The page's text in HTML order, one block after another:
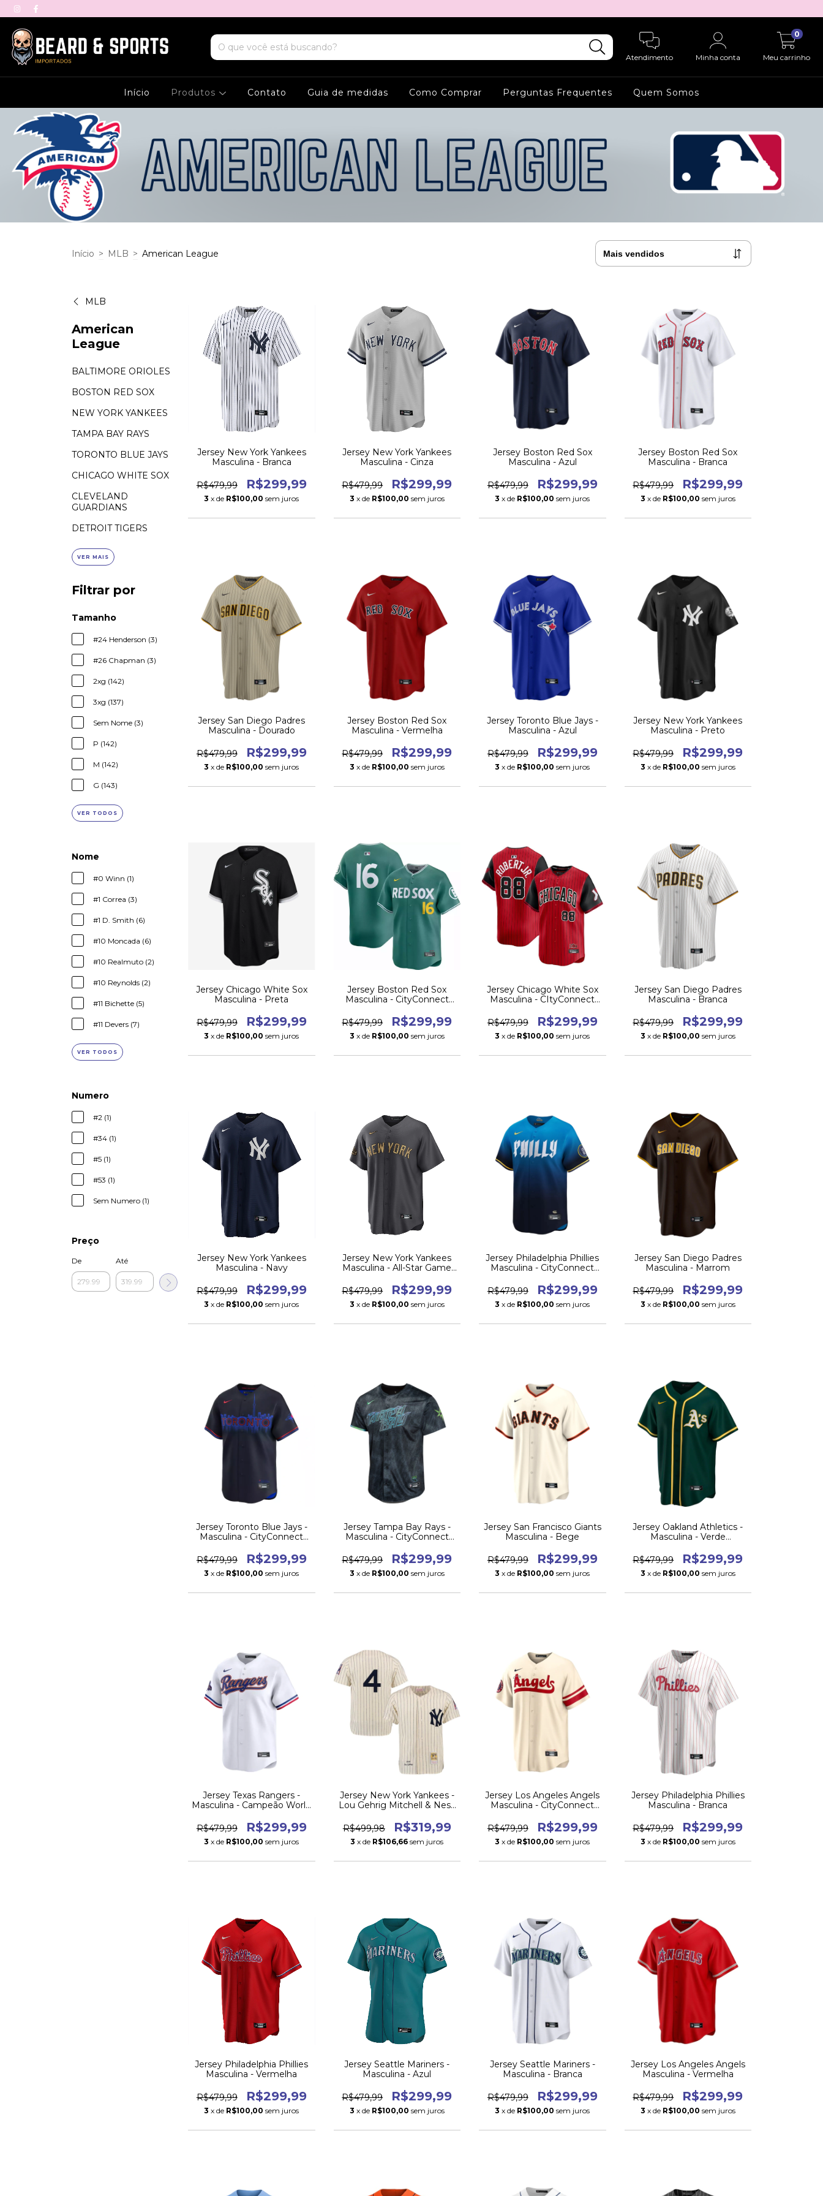
Atendimento Minha conta Meu carrinho
0
Início Produtos Contato Guia de medidas Como Comprar Perguntas Frequentes Quem Somos
Início > MLB > American League
MLB
American
League
BALTIMORE ORIOLES
BOSTON RED SOX
NEW YORK YANKEES
TAMPA BAY RAYS
TORONTO BLUE JAYS
CHICAGO WHITE SOX
CLEVELAND
GUARDIANS
DETROIT TIGERS
VER MAIS
Filtrar por
Tamanho
#24 Henderson (3)
#26 Chapman (3)
2xg (142)
3xg (137)
Sem Nome (3)
P (142)
M (142)
G (143)
VER TODOS
Nome
#0 Winn (1)
#1 Correa (3)
#1 D. Smith (6)
#10 Moncada (6)
#10 Realmuto (2)
#10 Reynolds (2)
#11 Bichette (5)
#11 Devers (7)
VER TODOS
Numero
#2 (1)
#34 (1)
#5 (1)
#53 (1)
Sem Numero (1)
Preço
De Até
Jersey New York Yankees
Masculina - Branca
R$479,99 R$299,99
3 x de R$100,00 sem juros
Jersey New York Yankees
Masculina - Cinza
R$479,99 R$299,99
3 x de R$100,00 sem juros
Jersey Boston Red Sox
Masculina - Azul
R$479,99 R$299,99
3 x de R$100,00 sem juros
Jersey Boston Red Sox
Masculina - Branca
R$479,99 R$299,99
3 x de R$100,00 sem juros
Jersey San Diego Padres
Masculina - Dourado
R$479,99 R$299,99
3 x de R$100,00 sem juros
Jersey Boston Red Sox
Masculina - Vermelha
R$479,99 R$299,99
3 x de R$100,00 sem juros
Jersey Toronto Blue Jays -
Masculina - Azul
R$479,99 R$299,99
3 x de R$100,00 sem juros
Jersey New York Yankees
Masculina - Preto
R$479,99 R$299,99
3 x de R$100,00 sem juros
Jersey Chicago White Sox
Masculina - Preta
R$479,99 R$299,99
3 x de R$100,00 sem juros
Jersey Boston Red Sox
Masculina - CityConnect
R$479,99
R$299,99
3 x de R$100,00 sem juros
Jersey Chicago White Sox
Masculina - CItyConnect
R$479,99
R$299,99
3 x de R$100,00 sem juros
Jersey San Diego Padres
Masculina - Branca
R$479,99 R$299,99
3 x de R$100,00 sem juros
Jersey New York Yankees
Masculina - Navy
R$479,99 R$299,99
3 x de R$100,00 sem juros
Jersey New York Yankees
Masculina - All-Star Game
R$479,99
R$299,99
3 x de R$100,00 sem juros
Jersey Philadelphia Phillies
Masculina - CityConnect
R$479,99
R$299,99
3 x de R$100,00 sem juros
Jersey San Diego Padres
Masculina - Marrom
R$479,99 R$299,99
3 x de R$100,00 sem juros
Jersey Toronto Blue Jays -
Masculina - CityConnect
R$479,99
R$299,99
3 x de R$100,00 sem juros
Jersey Tampa Bay Rays -
Masculina - CityConnect
R$479,99
R$299,99
3 x de R$100,00 sem juros
Jersey San Francisco Giants
Masculina - Bege
R$479,99 R$299,99
3 x de R$100,00 sem juros
Jersey Oakland Athletics -
Masculina - Verde
R$479,99
R$299,99
3 x de R$100,00 sem juros
Jersey Texas Rangers -
Masculina - Campeão World
R$479,99
R$299,99
3 x de R$100,00 sem juros
Jersey New York Yankees -
Lou Gehrig Mitchell & Ness
R$499,98
R$319,99
3 x de R$106,66 sem juros
Jersey Los Angeles Angels
Masculina - CityConnect
R$479,99
R$299,99
3 x de R$100,00 sem juros
Jersey Philadelphia Phillies
Masculina - Branca
R$479,99 R$299,99
3 x de R$100,00 sem juros
Jersey Philadelphia Phillies
Masculina - Vermelha
R$479,99 R$299,99
3 x de R$100,00 sem juros
Jersey Seattle Mariners -
Masculina - Azul
R$479,99 R$299,99
3 x de R$100,00 sem juros
Jersey Seattle Mariners -
Masculina - Branca
R$479,99 R$299,99
3 x de R$100,00 sem juros
Jersey Los Angeles Angels
Masculina - Vermelha
R$479,99 R$299,99
3 x de R$100,00 sem juros